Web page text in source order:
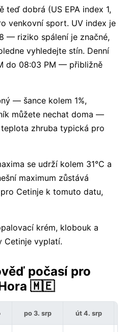
teď dobrá (US EPA index 1,
venkovní sport. UV index je
— riziko spálení je značné,
vyhledejte stín. Denní
do 08:03 PM — přibližně
— šance kolem 1%,
můžete nechat doma —
zhruba typická pro
se udrží kolem 31°C a
maximum zůstává
Cetinje k tomuto datu,
krém, klobouk a
Cetinje vyplatí.
počasí pro
Hora 🇲🇪
po 3. srp út 4. srp